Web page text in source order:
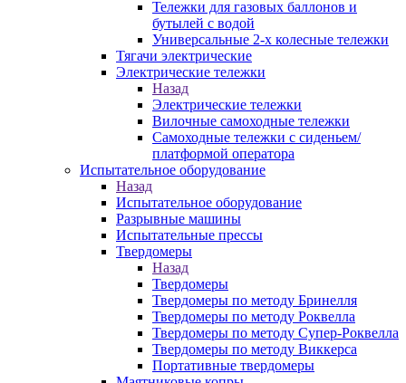
Тележки для газовых баллонов и
бутылей с водой
Универсальные 2-х колесные тележки
Тягачи электрические
Электрические тележки
Назад
Электрические тележки
Вилочные самоходные тележки
Самоходные тележки с сиденьем/
платформой оператора
Испытательное оборудование
Назад
Испытательное оборудование
Разрывные машины
Испытательные прессы
Твердомеры
Назад
Твердомеры
Твердомеры по методу Бринелля
Твердомеры по методу Роквелла
Твердомеры по методу Супер-Роквелла
Твердомеры по методу Виккерса
Портативные твердомеры